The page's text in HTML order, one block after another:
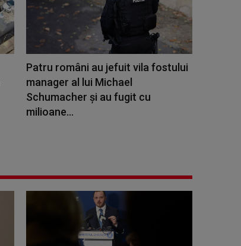
Patru români au jefuit vila fostului
manager al lui Michael
Schumacher și au fugit cu
milioane...